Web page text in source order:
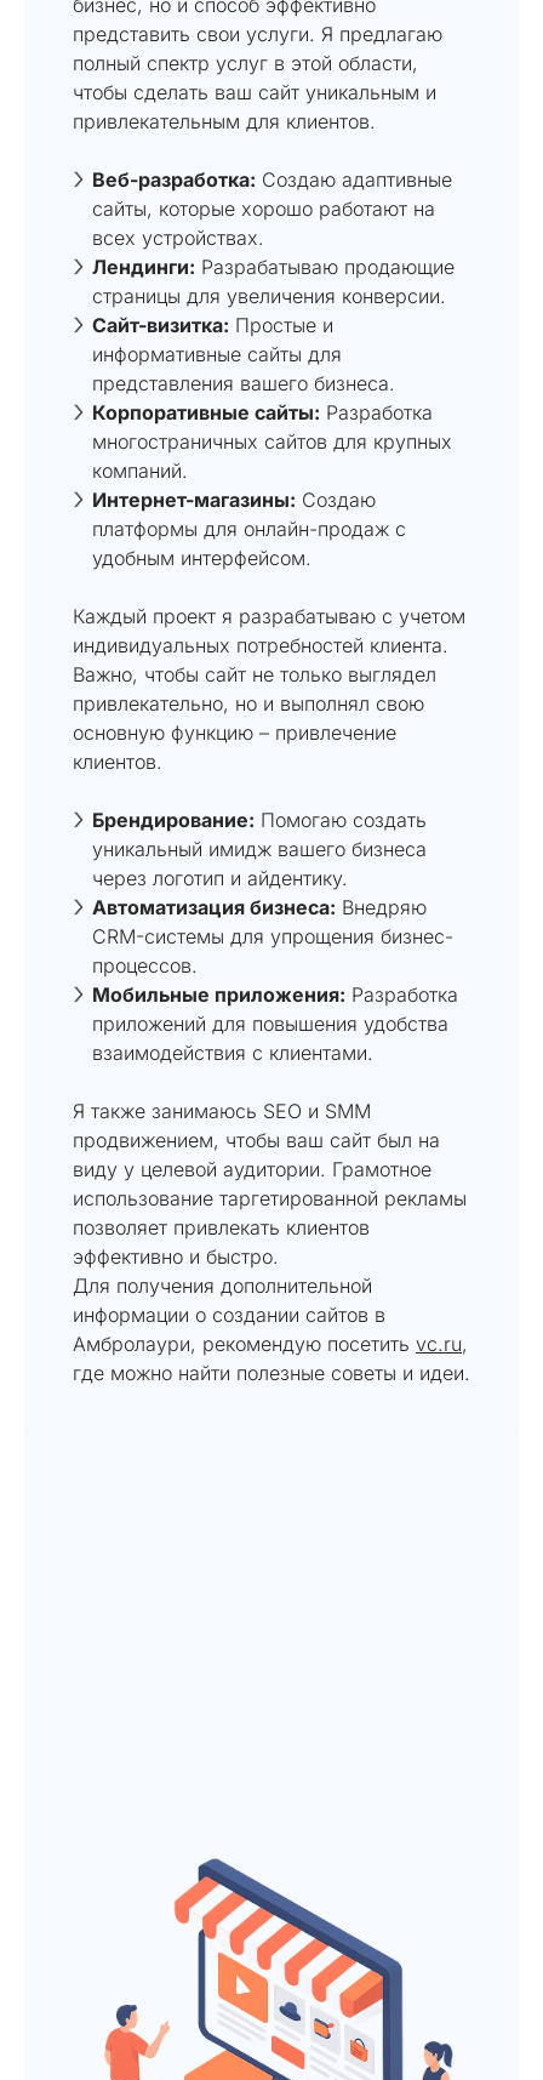
представить свои услуги. Я предлагаю
полный спектр услуг в этой области,
чтобы сделать ваш сайт уникальным и
привлекательным для клиентов.
Веб-разработка: Создаю адаптивные
сайты, которые хорошо работают на
всех устройствах.
Лендинги: Разрабатываю продающие
страницы для увеличения конверсии.
Сайт-визитка: Простые и
информативные сайты для
представления вашего бизнеса.
Корпоративные сайты: Разработка
многостраничных сайтов для крупных
компаний.
Интернет-магазины: Создаю
платформы для онлайн-продаж с
удобным интерфейсом.
Каждый проект я разрабатываю с учетом
индивидуальных потребностей клиента.
Важно, чтобы сайт не только выглядел
привлекательно, но и выполнял свою
основную функцию – привлечение
клиентов.
Брендирование: Помогаю создать
уникальный имидж вашего бизнеса
через логотип и айдентику.
Автоматизация бизнеса: Внедряю
CRM-системы для упрощения бизнес-
процессов.
Мобильные приложения: Разработка
приложений для повышения удобства
взаимодействия с клиентами.
Я также занимаюсь SEO и SMM
продвижением, чтобы ваш сайт был на
виду у целевой аудитории. Грамотное
использование таргетированной рекламы
позволяет привлекать клиентов
эффективно и быстро.
Для получения дополнительной
информации о создании сайтов в
Амбролаури, рекомендую посетить vc.ru,
где можно найти полезные советы и идеи.